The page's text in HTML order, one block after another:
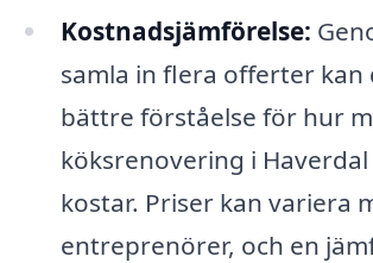
Kostnadsjämförelse:
samla in flera offerter kan
bättre förståelse för hur
köksrenovering i
kostar. Priser kan variera
entreprenörer, och en